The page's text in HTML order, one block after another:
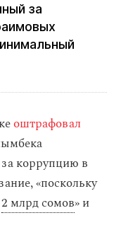
за
оштрафовал
за коррупцию в
«поскольку
2 млрд сомов» и